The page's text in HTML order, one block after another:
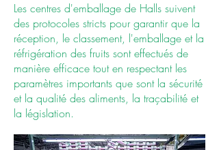
Les centres d'emballage de Halls suivent
des protocoles stricts pour garantir que la
réception, le classement, l'emballage et la
réfrigération des fruits sont effectués de
manière efficace tout en respectant les
paramètres importants que sont la sécurité
et la qualité des aliments, la traçabilité et
la législation.